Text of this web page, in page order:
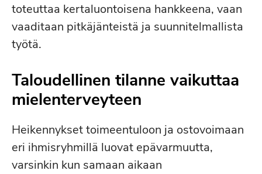
toteuttaa kertaluontoisena hankkeena, vaan
vaaditaan pitkäjänteistä ja suunnitelmallista
työtä.
Taloudellinen tilanne vaikuttaa
mielenterveyteen
Heikennykset toimeentuloon ja ostovoimaan
eri ihmisryhmillä luovat epävarmuutta,
varsinkin kun samaan aikaan